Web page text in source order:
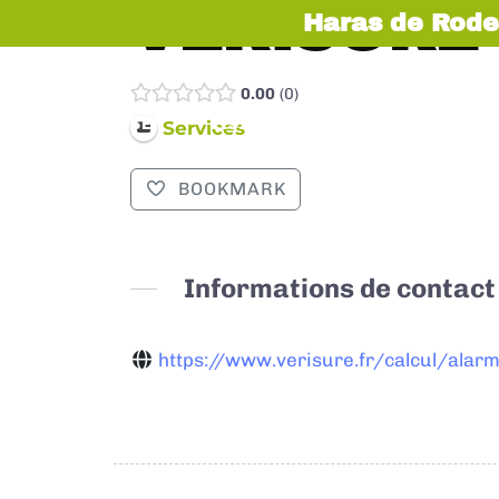
Haras de
EXPOSER VISITER
VERISURE
0.00 0
Services
BOOKMARK
Informations de contact
https://www.verisure.fr/calcul/